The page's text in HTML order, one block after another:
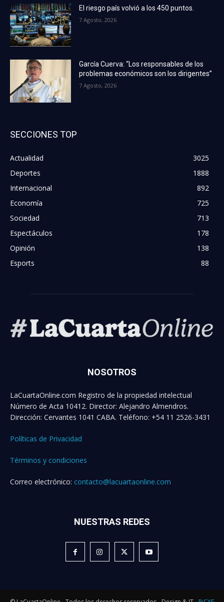
El riesgo país volvió a los 450 puntos.
7 Agosto, 2026
García Cuerva: “Los responsables de los
problemas económicos son los dirigentes”
7 Agosto, 2026
SECCIONES TOP
Actualidad
3025
Deportes
1888
Internacional
892
Economía
725
Sociedad
713
Espectáculos
178
Opinión
138
Esports
88
NOSOTROS
LaCuartaOnline.com Registro de la propiedad intelectual
Número de Acta 10412. Director: Alejandro Almendros.
Dirección: Cervantes 1041 CABA. Teléfono: +54 11 2526-3431
Políticas de Privacidad
Términos y condiciones
Correo electrónico: contacto@lacuartaonline.com
NUESTRAS REDES